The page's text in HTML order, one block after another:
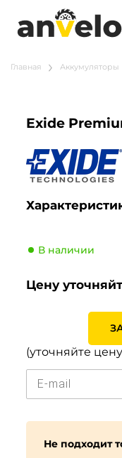
Главная Аккумуляторы
Exide
В наличии
Цену
(уточняйте
Не подходит